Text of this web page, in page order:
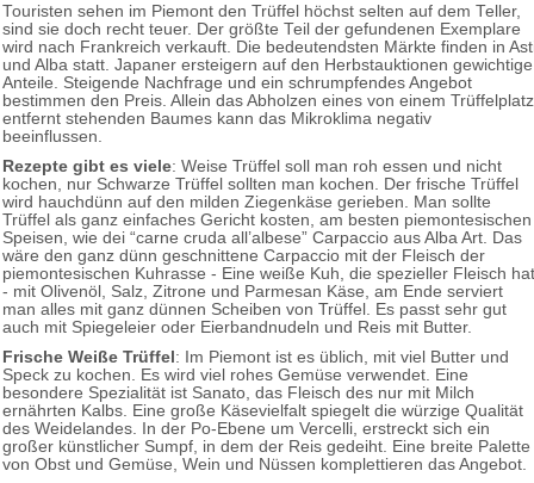
Touristen sehen im Piemont den Trüffel höchst selten auf dem Teller,
sind sie doch recht teuer. Der größte Teil der gefundenen Exemplare
wird nach Frankreich verkauft. Die bedeutendsten Märkte finden in
und Alba statt. Japaner ersteigern auf den Herbstauktionen gewichtige
Anteile. Steigende Nachfrage und ein schrumpfendes Angebot
bestimmen den Preis. Allein das Abholzen eines von einem Trüffelplatz
entfernt stehenden Baumes kann das Mikroklima negativ
beeinflussen.
Rezepte gibt es viele: Weise Trüffel soll man roh essen und nicht
kochen, nur Schwarze Trüffel sollten man kochen. Der frische Trüffel
wird hauchdünn auf den milden Ziegenkäse gerieben. Man sollte
Trüffel als ganz einfaches Gericht kosten, am besten piemontesischen
Speisen, wie dei “carne cruda all’albese” Carpaccio aus Alba Art. Das
wäre den ganz dünn geschnittene Carpaccio mit der Fleisch der
piemontesischen Kuhrasse - Eine weiße Kuh, die spezieller Fleisch hat
- mit Olivenöl, Salz, Zitrone und Parmesan Käse, am Ende serviert
man alles mit ganz dünnen Scheiben von Trüffel. Es passt sehr gut
auch mit Spiegeleier oder Eierbandnudeln und Reis mit Butter.
Frische Weiße Trüffel: Im Piemont ist es üblich, mit viel Butter und
Speck zu kochen. Es wird viel rohes Gemüse verwendet. Eine
besondere Spezialität ist Sanato, das Fleisch des nur mit Milch
ernährten Kalbs. Eine große Käsevielfalt spiegelt die würzige Qualität
des Weidelandes. In der Po-Ebene um Vercelli, erstreckt sich ein
großer künstlicher Sumpf, in dem der Reis gedeiht. Eine breite Palette
von Obst und Gemüse, Wein und Nüssen komplettieren das Angebot.